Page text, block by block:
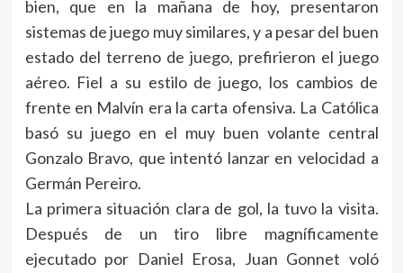
bien, que en la mañana de hoy, presentaron
sistemas de juego muy similares, y a pesar del buen
estado del terreno de juego, prefirieron el juego
aéreo. Fiel a su estilo de juego, los cambios de
frente en Malvín era la carta ofensiva. La Católica
basó su juego en el muy buen volante central
Gonzalo Bravo, que intentó lanzar en velocidad a
Germán Pereiro.
La primera situación clara de gol, la tuvo la visita.
Después de un tiro libre magníficamente
ejecutado por Daniel Erosa, Juan Gonnet voló